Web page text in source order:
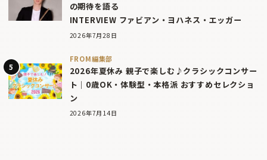
の期待を語る
INTERVIEW ファビアン・ヨハネス・エッガー
2026年7月28日
FROM編集部
2026年夏休み 親子で楽しむ♪クラシックコンサー
ト｜0歳OK・体験型・本格派 おすすめセレクショ
ン
2026年7月14日